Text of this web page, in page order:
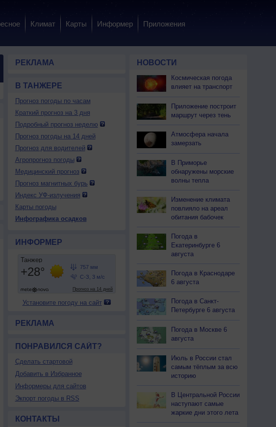
Климат Карты Информер Приложения
РЕКЛАМА
В ТАНЖЕРЕ
Прогноз погоды по часам
Краткий прогноз на 3 дня
Подробный прогноз неделю
Прогноз погоды на 14 дней
Прогноз для водителей
Агропрогноз погоды
Медицинский прогноз
Прогноз магнитных бурь
Индекс УФ-излучения
Карты погоды
Инфографика осадков
ИНФОРМЕР
Установите погоду на сайт
РЕКЛАМА
ПОНРАВИЛСЯ САЙТ?
Сделать стартовой
Добавить в Избранное
Информеры для сайтов
Экпорт погоды в RSS
КОНТАКТЫ
НОВОСТИ
Космическая погода
влияет на транспорт
Приложение построит
маршрут через тень
Атмосфера начала
замерзать
В Приморье
обнаружены морские
волны тепла
Изменение климата
повлияло на ареал
обитания бабочек
Погода в
Екатеринбурге 6
августа
Погода в Краснодаре
6 августа
Погода в Санкт-
Петербурге 6 августа
Погода в Москве 6
августа
Июль в России стал
самым тёплым за всю
историю
В Центральной России
наступают самые
жаркие дни этого лета